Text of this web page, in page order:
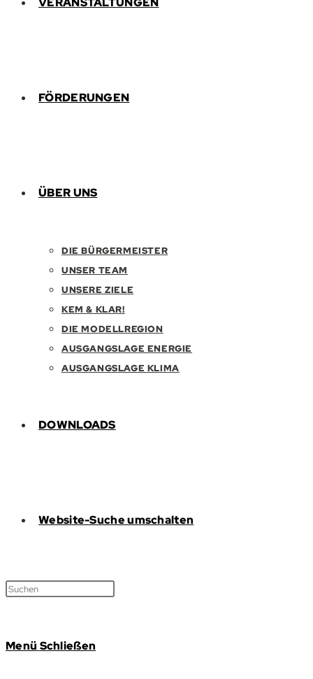
FÖRDERUNGEN
ÜBER UNS
DIE BÜRGERMEISTER
UNSER TEAM
UNSERE ZIELE
KEM & KLAR!
DIE MODELLREGION
AUSGANGSLAGE ENERGIE
AUSGANGSLAGE KLIMA
DOWNLOADS
Website-Suche umschalten
Menü Schließen